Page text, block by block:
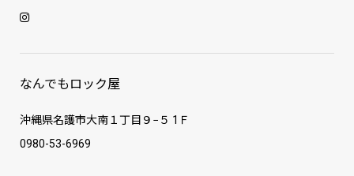
なんでもロック屋
沖縄県名護市大南１丁目９−５ 1Ｆ
0980-53-6969